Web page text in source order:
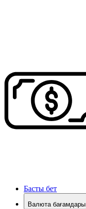
Басты бет
Валюта бағамдары